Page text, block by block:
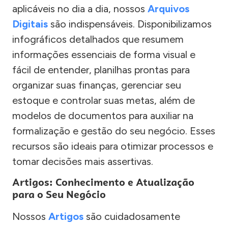
aplicáveis no dia a dia, nossos Arquivos
Digitais são indispensáveis. Disponibilizamos
infográficos detalhados que resumem
informações essenciais de forma visual e
fácil de entender, planilhas prontas para
organizar suas finanças, gerenciar seu
estoque e controlar suas metas, além de
modelos de documentos para auxiliar na
formalização e gestão do seu negócio. Esses
recursos são ideais para otimizar processos e
tomar decisões mais assertivas.
Artigos: Conhecimento e Atualização
para o Seu Negócio
Nossos Artigos são cuidadosamente